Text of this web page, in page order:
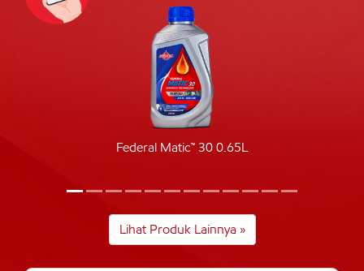
Federal Matic™ 30 0.65L
Lihat Produk Lainnya »